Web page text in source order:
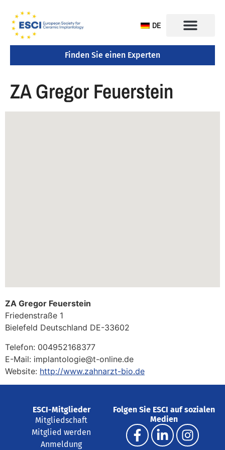
DE
Finden Sie einen Experten
ZA Gregor Feuerstein
ZA Gregor Feuerstein
Friedenstraße 1
Bielefeld Deutschland DE-33602
Telefon: 004952168377
E-Mail: implantologie@t-online.de
Website: http://www.zahnarzt-bio.de
ESCI-Mitglieder
Mitgliedschaft
Mitglied werden
Anmeldung
Folgen Sie ESCI auf sozialen
Medien